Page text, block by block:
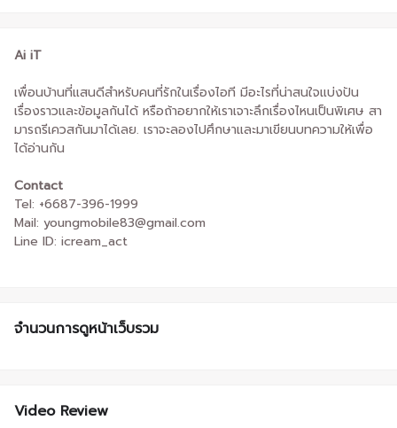
Ai iT
เพื่อนบ้านที่แสนดีสำหรับคนที่รักในเรื่องไอที มีอะไรที่น่าสนใจแบ่งปัน
เรื่องราวและข้อมูลกันได้ หรือถ้าอยากให้เราเจาะลึกเรื่องไหนเป็นพิเศษ สา
มารถรีเควสกันมาได้เลย. เราจะลองไปศึกษาและมาเขียนบทความให้เพื่อ
ได้อ่านกัน
Contact
Tel: +6687-396-1999
Mail: youngmobile83@gmail.com
Line ID: icream_act
จำนวนการดูหน้าเว็บรวม
Video Review